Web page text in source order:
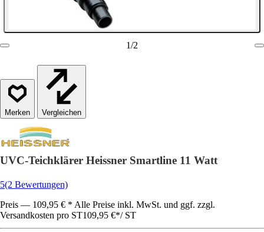
1/2
Vergleichen
UVC-Teichklärer Heissner Smartline 11 Watt
5(2 Bewertungen)
Preis — 109,95 € * Alle Preise inkl. MwSt. und ggf. zzgl.
Versandkosten pro ST109,95 €*/ ST